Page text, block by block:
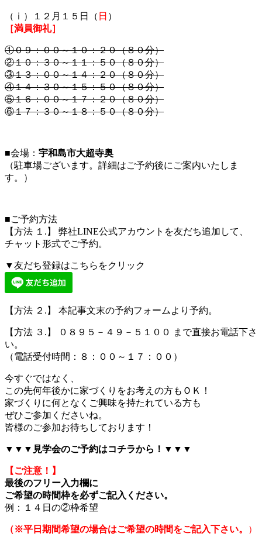
（ⅰ）１２月１５日（ 日 ）
［満員御礼］
①０９：００～１０：２０（８０分）
②１０：３０～１１：５０（８０分）
③１３：００～１４：２０（８０分）
④１４：３０～１５：５０（８０分）
⑤１６：００～１７：２０（８０分）
⑥１７：３０～１８：５０（８０分）
■会場： 宇和島市大超寺奥
（駐車場ございます。詳細はご予約後にご案内いたしま
す。）
■ご予約方法
【方法 １.】 弊社LINE公式アカウントを友だち追加して、
チャット形式でご予約。
▼友だち登録はこちらをクリック
【方法 ２.】 本記事文末の予約フォームより予約。
【方法 ３.】 ０８９５－４９－５１００ まで直接お電話下さ
い。
（電話受付時間：８：００～１７：００）
今すぐではなく、
この先何年後かに家づくりをお考えの方もＯＫ！
家づくりに何となくご興味を持たれている方も
ぜひご参加くださいね。
皆様のご参加お待ちしております！
▼▼▼見学会のご予約はコチラから！▼▼▼
【ご注意！】
最後のフリー入力欄に
ご希望の時間枠を必ずご記入ください。
例：１４日の②枠希望
（※平日期間希望の場合はご希望の時間をご記入下さい。 ）